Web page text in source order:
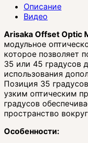
Описание
Видео
Arisaka Offset Optic
модульное
которое позволяет
35 или 45 градусов
использования
Позиция 35
узким оптическим
градусов
пространство
Особенности: